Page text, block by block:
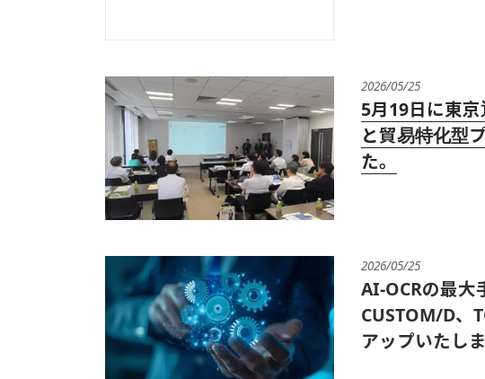
2026/05/25
5月19日に東
と貿易特化型
た。
2026/05/25
AI-OCRの最大
CUSTOM/D、
アップいたしま